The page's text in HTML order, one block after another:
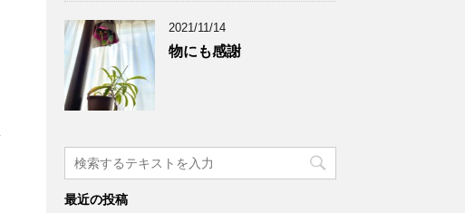
2021/11/14
物にも感謝
最近の投稿